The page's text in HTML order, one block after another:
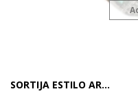
SORTIJA ESTILO AR...